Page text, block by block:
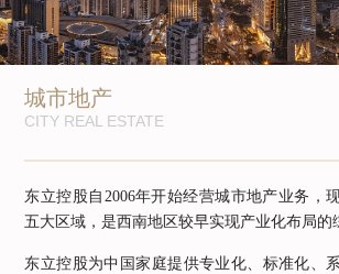
城市地产
CITY REAL ESTATE
东立控股自2006年开始经营城市地产业务，
五大区域，是西南地区较早实现产业化布局的
东立控股为中国家庭提供专业化、标准化、